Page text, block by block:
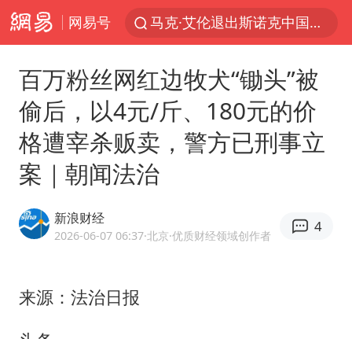
网易号
马克·艾伦退出斯诺克中国公开赛
商场现钱学森巨幅海报 负责人回应
情侣平潭拍日出坠崖1死1伤
台当局重金为“台独”织“皇帝新衣”
百万粉丝网红边牧犬“锄头”被
偷后，以4元/斤、180元的价
格遭宰杀贩卖，警方已刑事立
案｜朝闻法治
新浪财经
2026-06-07 06:37·北京·优质财经领域创作者
4
来源：法治日报